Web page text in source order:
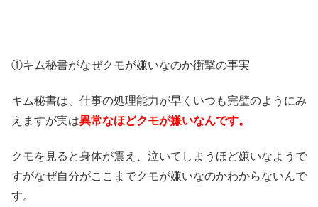
①キム秘書がなぜクモが嫌いなのか衝撃の事実
キム秘書は、仕事の処理能力が早くいつも完璧のようにみ
えますが実は異常なほどクモが嫌いなんです。
クモを見ると身体が震え、泣いてしまうほど嫌いなようで
すがなぜ自分がここまでクモが嫌いなのかわからないんで
す。